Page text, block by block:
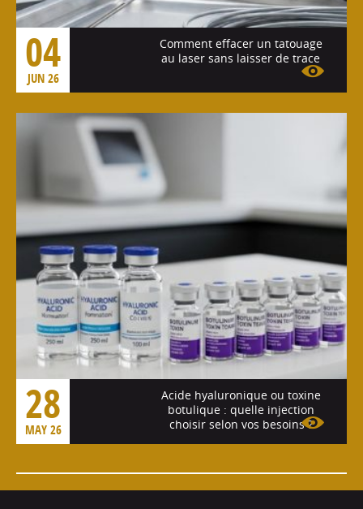
04
JUN 26
Comment effacer un tatouage
au laser sans laisser de trace
Voir l'article
28
MAY 26
Acide hyaluronique ou toxine
botulique : quelle injection
choisir selon vos besoins ?